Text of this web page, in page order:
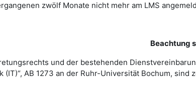
zwölf Monate nicht mehr am LMS
Beachtung
und der bestehenden
(IT)“, AB 1273 an der Ruhr-Universität Bochum,